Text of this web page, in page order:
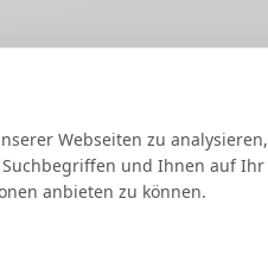
Webseiten zu analysieren,
und Ihnen auf Ihr
anbieten zu können.